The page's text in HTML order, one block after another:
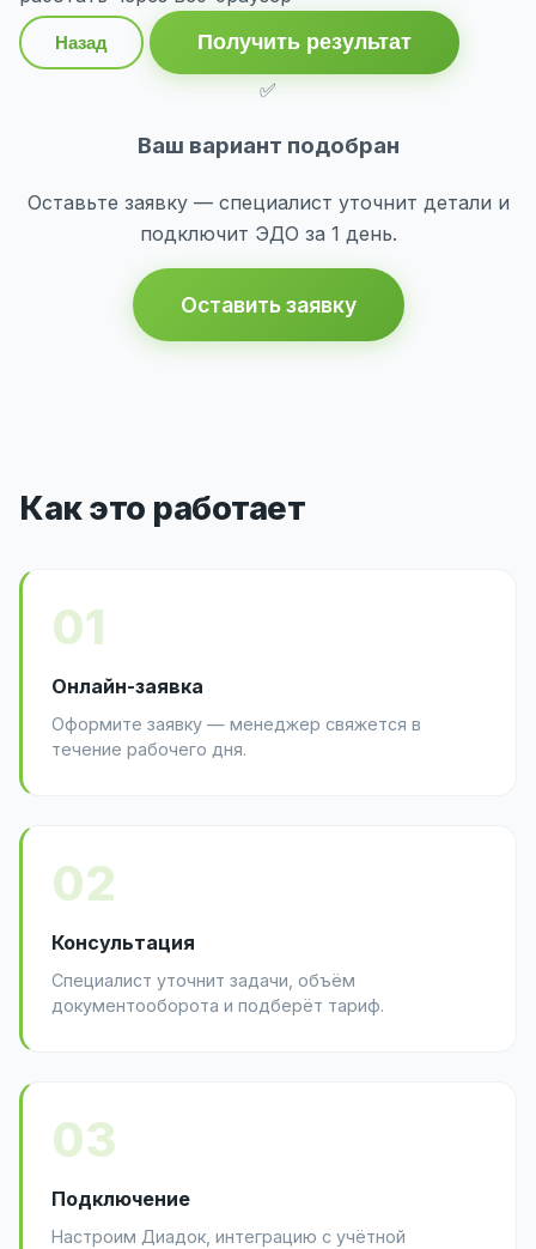
Назад
Получить результат
✅
Ваш вариант подобран
Оставьте заявку — специалист уточнит детали и
подключит ЭДО за 1 день.
Оставить заявку
Как это работает
01
Онлайн-заявка
Оформите заявку — менеджер свяжется в
течение рабочего дня.
02
Консультация
Специалист уточнит задачи, объём
документооборота и подберёт тариф.
03
Подключение
Настроим Диадок, интеграцию с учётной